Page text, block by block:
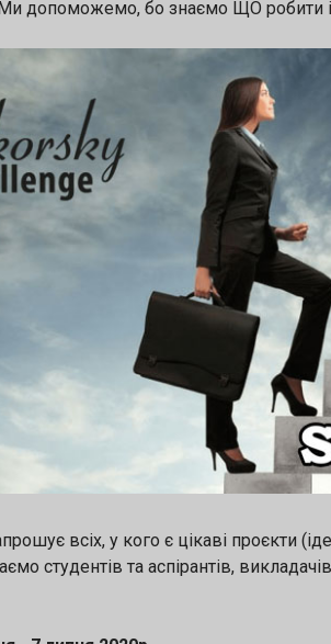
Учасники отримують: 🤝
шанс залучити інвестиції після
кожним напрямом 🚀 участь в
конкурсу: 🔹 Штучний
подання заявок — 10 серпня
допоможемо, бо знаємо ЩО робити
всіх, у кого є цікаві проєкти
студентів та аспірантів,